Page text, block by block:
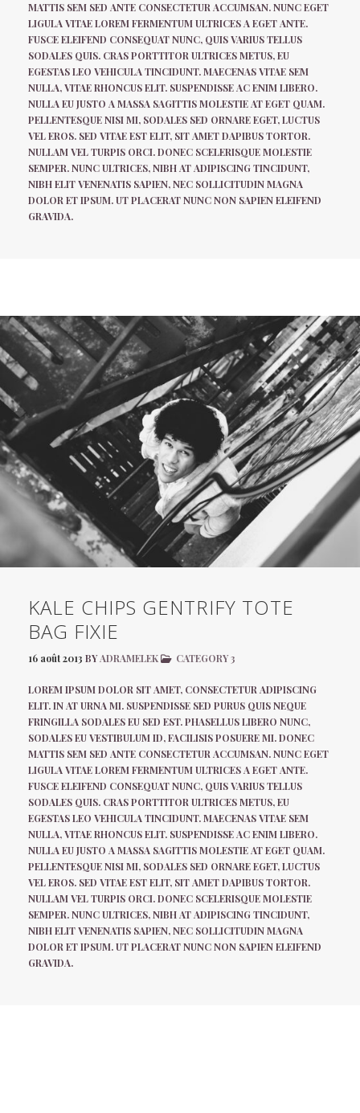
MATTIS SEM SED ANTE CONSECTETUR ACCUMSAN. NUNC EGET
LIGULA VITAE LOREM FERMENTUM ULTRICES A EGET ANTE.
FUSCE ELEIFEND CONSEQUAT NUNC, QUIS VARIUS TELLUS
SODALES QUIS. CRAS PORTTITOR ULTRICES METUS, EU
EGESTAS LEO VEHICULA TINCIDUNT. MAECENAS VITAE SEM
NULLA, VITAE RHONCUS ELIT. SUSPENDISSE AC ENIM LIBERO.
NULLA EU JUSTO A MASSA SAGITTIS MOLESTIE AT EGET QUAM.
PELLENTESQUE NISI MI, SODALES SED ORNARE EGET, LUCTUS
VEL EROS. SED VITAE EST ELIT, SIT AMET DAPIBUS TORTOR.
NULLAM VEL TURPIS ORCI. DONEC SCELERISQUE MOLESTIE
SEMPER. NUNC ULTRICES, NIBH AT ADIPISCING TINCIDUNT,
NIBH ELIT VENENATIS SAPIEN, NEC SOLLICITUDIN MAGNA
DOLOR ET IPSUM. UT PLACERAT NUNC NON SAPIEN ELEIFEND
GRAVIDA.
KALE CHIPS GENTRIFY TOTE
BAG FIXIE
16 août 2013 BYADRAMELEK CATEGORY 3
LOREM IPSUM DOLOR SIT AMET, CONSECTETUR ADIPISCING
ELIT. IN AT URNA MI. SUSPENDISSE SED PURUS QUIS NEQUE
FRINGILLA SODALES EU SED EST. PHASELLUS LIBERO NUNC,
SODALES EU VESTIBULUM ID, FACILISIS POSUERE MI. DONEC
MATTIS SEM SED ANTE CONSECTETUR ACCUMSAN. NUNC EGET
LIGULA VITAE LOREM FERMENTUM ULTRICES A EGET ANTE.
FUSCE ELEIFEND CONSEQUAT NUNC, QUIS VARIUS TELLUS
SODALES QUIS. CRAS PORTTITOR ULTRICES METUS, EU
EGESTAS LEO VEHICULA TINCIDUNT. MAECENAS VITAE SEM
NULLA, VITAE RHONCUS ELIT. SUSPENDISSE AC ENIM LIBERO.
NULLA EU JUSTO A MASSA SAGITTIS MOLESTIE AT EGET QUAM.
PELLENTESQUE NISI MI, SODALES SED ORNARE EGET, LUCTUS
VEL EROS. SED VITAE EST ELIT, SIT AMET DAPIBUS TORTOR.
NULLAM VEL TURPIS ORCI. DONEC SCELERISQUE MOLESTIE
SEMPER. NUNC ULTRICES, NIBH AT ADIPISCING TINCIDUNT,
NIBH ELIT VENENATIS SAPIEN, NEC SOLLICITUDIN MAGNA
DOLOR ET IPSUM. UT PLACERAT NUNC NON SAPIEN ELEIFEND
GRAVIDA.